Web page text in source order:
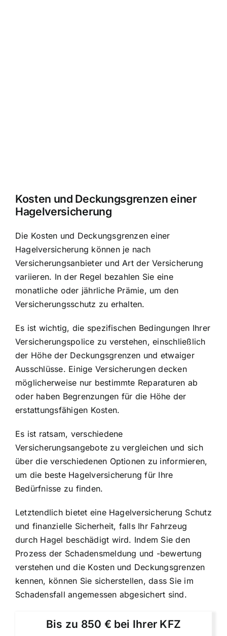
Kosten und Deckungsgrenzen einer
Hagelversicherung
Die Kosten und Deckungsgrenzen einer
Hagelversicherung können je nach
Versicherungsanbieter und Art der Versicherung
variieren. In der Regel bezahlen Sie eine
monatliche oder jährliche Prämie, um den
Versicherungsschutz zu erhalten.
Es ist wichtig, die spezifischen Bedingungen Ihrer
Versicherungspolice zu verstehen, einschließlich
der Höhe der Deckungsgrenzen und etwaiger
Ausschlüsse. Einige Versicherungen decken
möglicherweise nur bestimmte Reparaturen ab
oder haben Begrenzungen für die Höhe der
erstattungsfähigen Kosten.
Es ist ratsam, verschiedene
Versicherungsangebote zu vergleichen und sich
über die verschiedenen Optionen zu informieren,
um die beste Hagelversicherung für Ihre
Bedürfnisse zu finden.
Letztendlich bietet eine Hagelversicherung Schutz
und finanzielle Sicherheit, falls Ihr Fahrzeug
durch Hagel beschädigt wird. Indem Sie den
Prozess der Schadensmeldung und -bewertung
verstehen und die Kosten und Deckungsgrenzen
kennen, können Sie sicherstellen, dass Sie im
Schadensfall angemessen abgesichert sind.
Bis zu 850 € bei Ihrer KFZ